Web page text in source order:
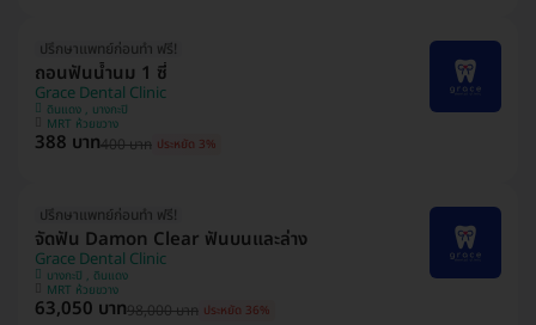
ปรึกษาแพทย์ก่อนทำ ฟรี!
ถอนฟันน้ำนม 1 ซี่
Grace Dental Clinic
ดินแดง , บางกะปิ
MRT ห้วยขวาง
388 บาท400 บาท ประหยัด 3%
ปรึกษาแพทย์ก่อนทำ ฟรี!
จัดฟัน Damon Clear ฟันบนและล่าง
Grace Dental Clinic
บางกะปิ , ดินแดง
MRT ห้วยขวาง
63,050 บาท98,000 บาท ประหยัด 36%